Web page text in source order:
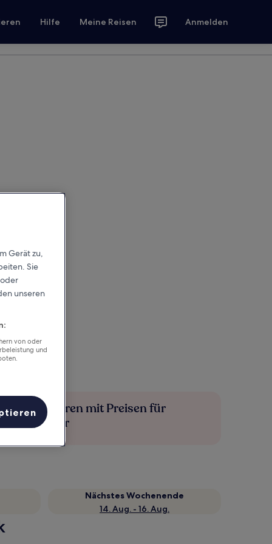
Hilfe Meine Reisen Anmelden
Mehr sparen mit Preisen für
Mitglieder
Nächstes Wochenende
14. Aug. - 16. Aug.
Gerät zu,
Sie
unseren
von oder
und